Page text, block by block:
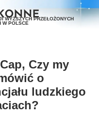
Czy my
o
ludzkiego